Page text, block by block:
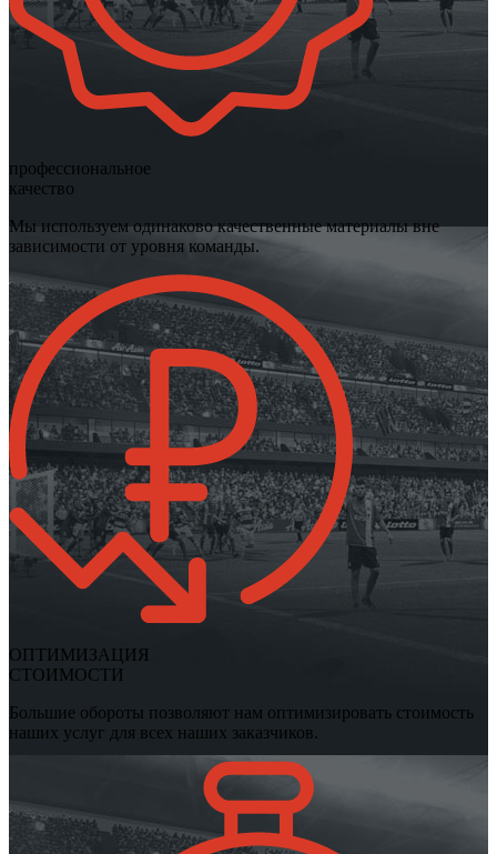
профессиональное
качество
Мы используем одинаково качественные материалы вне
зависимости от уровня команды.
ОПТИМИЗАЦИЯ
СТОИМОСТИ
Большие обороты позволяют нам оптимизировать стоимость
наших услуг для всех наших заказчиков.